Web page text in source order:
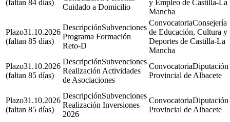
(faltan 84 días)
Cuidado a Domicilio
y Empleo de Castilla-La
Mancha
31.10.2026
(faltan 85 días)
Subvenciones
Programa Formación
Reto-D
Consejería
de Educación, Cultura y
Deportes de Castilla-La
Mancha
31.10.2026
(faltan 85 días)
Subvenciones
Realización Actividades
de Asociaciones
Diputación
Provincial de Albacete
31.10.2026
(faltan 85 días)
Subvenciones
Realización Inversiones
2026
Diputación
Provincial de Albacete